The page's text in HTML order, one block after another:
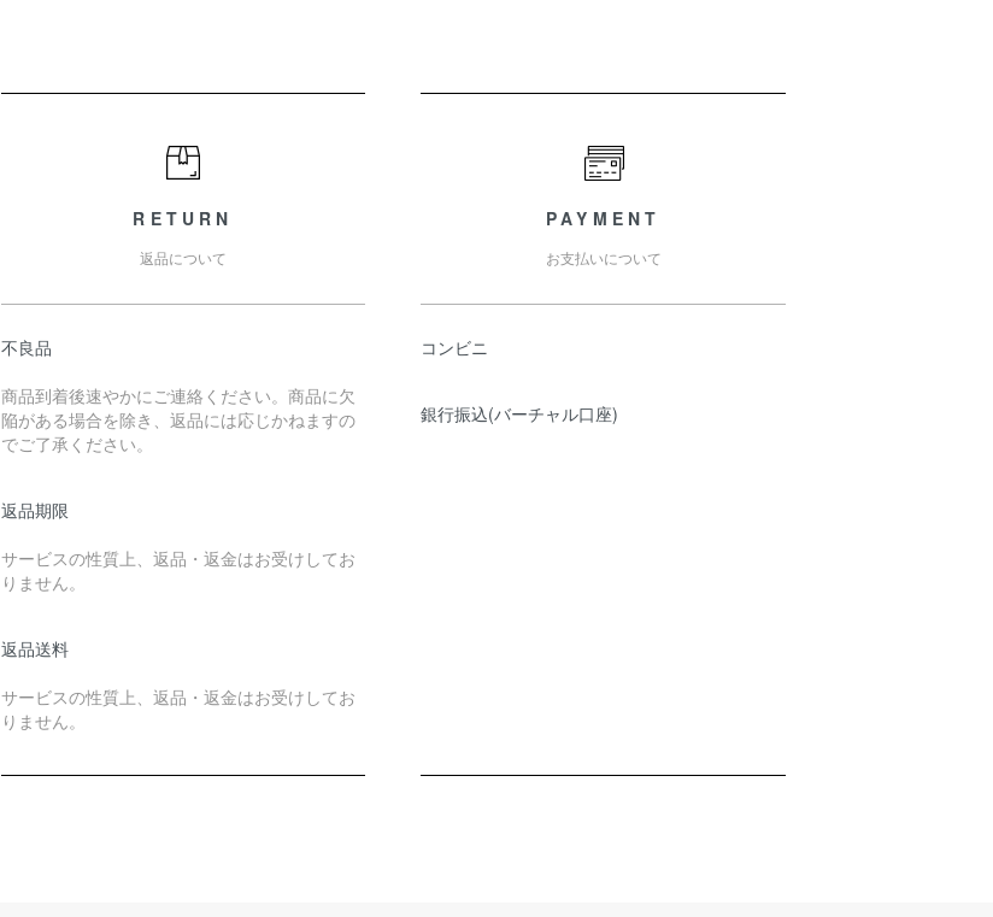
RETURN
返品について
不良品
商品到着後速やかにご連絡ください。商品に欠
陥がある場合を除き、返品には応じかねますの
でご了承ください。
返品期限
サービスの性質上、返品・返金はお受けしてお
りません。
返品送料
サービスの性質上、返品・返金はお受けしてお
りません。
PAYMENT
お支払いについて
コンビニ
銀行振込(バーチャル口座)